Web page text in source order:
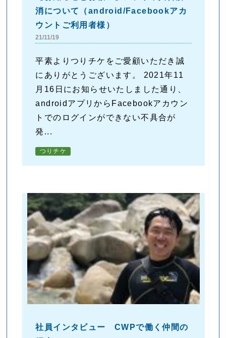
消について（android/Facebookアカ
ウントご利用者様）
21/11/19
平素よりつりチケをご愛顧いただき誠
にありがとうございます。 2021年11
月16日にお知らせいたしました通り、
androidアプリからFacebookアカウン
トでのログインができない不具合が
発...
つりチケ
社員インタビュー CWPで働く仲間の